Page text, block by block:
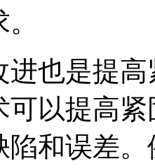
进也是提
可以提高
陷和误差